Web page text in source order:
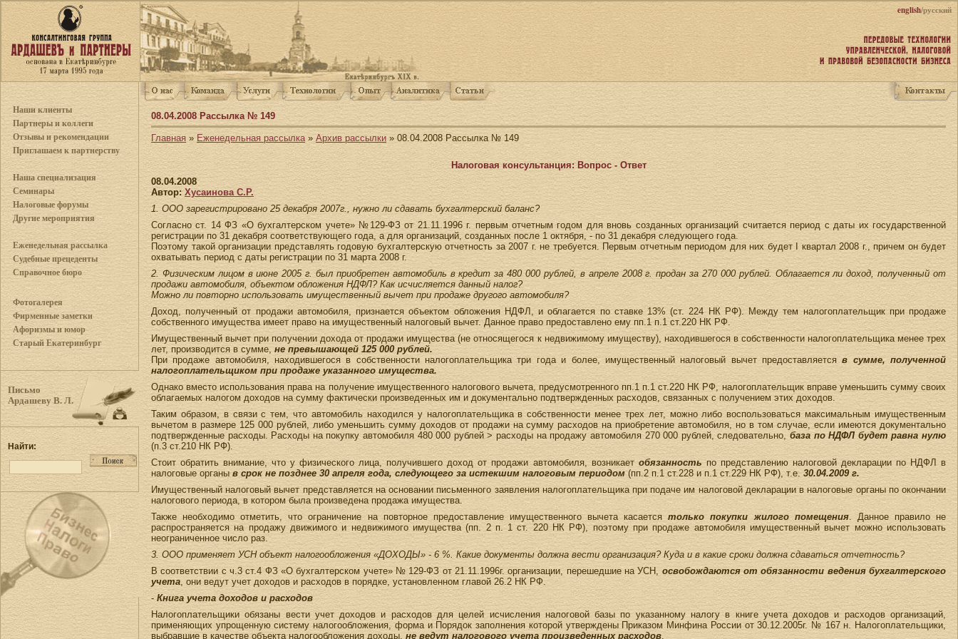
english/русский
Наши клиенты
Партнеры и коллеги
Отзывы и рекомендации
Приглашаем к партнерству
Наша специализация
Семинары
Налоговые форумы
Другие мероприятия
Еженедельная рассылка
Судебные прецеденты
Справочное бюро
Фотогалерея
Фирменные заметки
Афоризмы и юмор
Старый Екатеринбург
Письмо
Ардашеву В. Л.
Найти:
08.04.2008 Рассылка № 149
Главная » Еженедельная рассылка » Архив рассылки » 08.04.2008 Рассылка № 149
Налоговая консультанция: Вопрос - Ответ
08.04.2008
Автор: Хусаинова С.Р.
1. ООО зарегистрировано 25 декабря 2007г., нужно ли сдавать бухгалтерский баланс?
Согласно ст. 14 ФЗ «О бухгалтерском учете» №129-ФЗ от 21.11.1996 г. первым отчетным годом для вновь созданных организаций считается период с даты их государственной
регистрации по 31 декабря соответствующего года, а для организаций, созданных после 1 октября, - по 31 декабря следующего года.
Поэтому такой организации представлять годовую бухгалтерскую отчетность за 2007 г. не требуется. Первым отчетным периодом для них будет I квартал 2008 г., причем он будет
охватывать период с даты регистрации по 31 марта 2008 г.
2. Физическим лицом в июне 2005 г. был приобретен автомобиль в кредит за 480 000 рублей, в апреле 2008 г. продан за 270 000 рублей. Облагается ли доход, полученный от
продажи автомобиля, объектом обложения НДФЛ? Как исчисляется данный налог?
Можно ли повторно использовать имущественный вычет при продаже другого автомобиля?
Доход, полученный от продажи автомобиля, признается объектом обложения НДФЛ, и облагается по ставке 13% (ст. 224 НК РФ). Между тем налогоплательщик при продаже
собственного имущества имеет право на имущественный налоговый вычет. Данное право предоставлено ему пп.1 п.1 ст.220 НК РФ.
Имущественный вычет при получении дохода от продажи имущества (не относящегося к недвижимому имуществу), находившегося в собственности налогоплательщика менее трех
лет, производится в сумме, не превышающей 125 000 рублей.
При продаже автомобиля, находившегося в собственности налогоплательщика три года и более, имущественный налоговый вычет предоставляетсяв сумме, полученной
налогоплательщиком при продаже указанного имущества.
Однако вместо использования права на получение имущественного налогового вычета, предусмотренного пп.1 п.1 ст.220 НК РФ, налогоплательщик вправе уменьшить сумму своих
облагаемых налогом доходов на сумму фактически произведенных им и документально подтвержденных расходов, связанных с получением этих доходов.
Таким образом, в связи с тем, что автомобиль находился у налогоплательщика в собственности менее трех лет, можно либо воспользоваться максимальным имущественным
вычетом в размере 125 000 рублей, либо уменьшить сумму доходов от продажи на сумму расходов на приобретение автомобиля, но в том случае, если имеются документально
подтвержденные расходы. Расходы на покупку автомобиля 480 000 рублей > расходы на продажу автомобиля 270 000 рублей, следовательно, база по НДФЛ будет равна нулю
(п.3 ст.210 НК РФ).
Стоит обратить внимание, что у физического лица, получившего доход от продажи автомобиля, возникаетобязанность по представлению налоговой декларации по НДФЛ в
налоговые органыв срок не позднее 30 апреля года, следующего за истекшим налоговым периодом(пп.2 п.1 ст.228 и п.1 ст.229 НК РФ), т.е. 30.04.2009 г.
Имущественный налоговый вычет представляется на основании письменного заявления налогоплательщика при подаче им налоговой декларации в налоговые органы по окончании
налогового периода, в котором была произведена продажа имущества.
Также необходимо отметить, что ограничение на повторное предоставление имущественного вычета касаетсятолько покупки жилого помещения. Данное правило не
распространяется на продажу движимого и недвижимого имущества (пп. 2 п. 1 ст. 220 НК РФ), поэтому при продаже автомобиля имущественный вычет можно использовать
неограниченное число раз.
3. ООО применяет УСН объект налогообложения «ДОХОДЫ» - 6 %. Какие документы должна вести организация? Куда и в какие сроки должна сдаваться отчетность?
В соответствии с ч.3 ст.4 ФЗ «О бухгалтерском учете» № 129-ФЗ от 21.11.1996г. организации, перешедшие на УСН, освобождаются от обязанности ведения бухгалтерского
учета , они ведут учет доходов и расходов в порядке, установленном главой 26.2 НК РФ.
- Книга учета доходов и расходов
Налогоплательщики обязаны вести учет доходов и расходов для целей исчисления налоговой базы по указанному налогу в книге учета доходов и расходов организаций,
применяющих упрощенную систему налогообложения, форма и Порядок заполнения которой утверждены Приказом Минфина России от 30.12.2005г. № 167 н. Налогоплательщики,
выбравшие в качестве объекта налогообложения доходы, не ведут налогового учета произведенных расходов